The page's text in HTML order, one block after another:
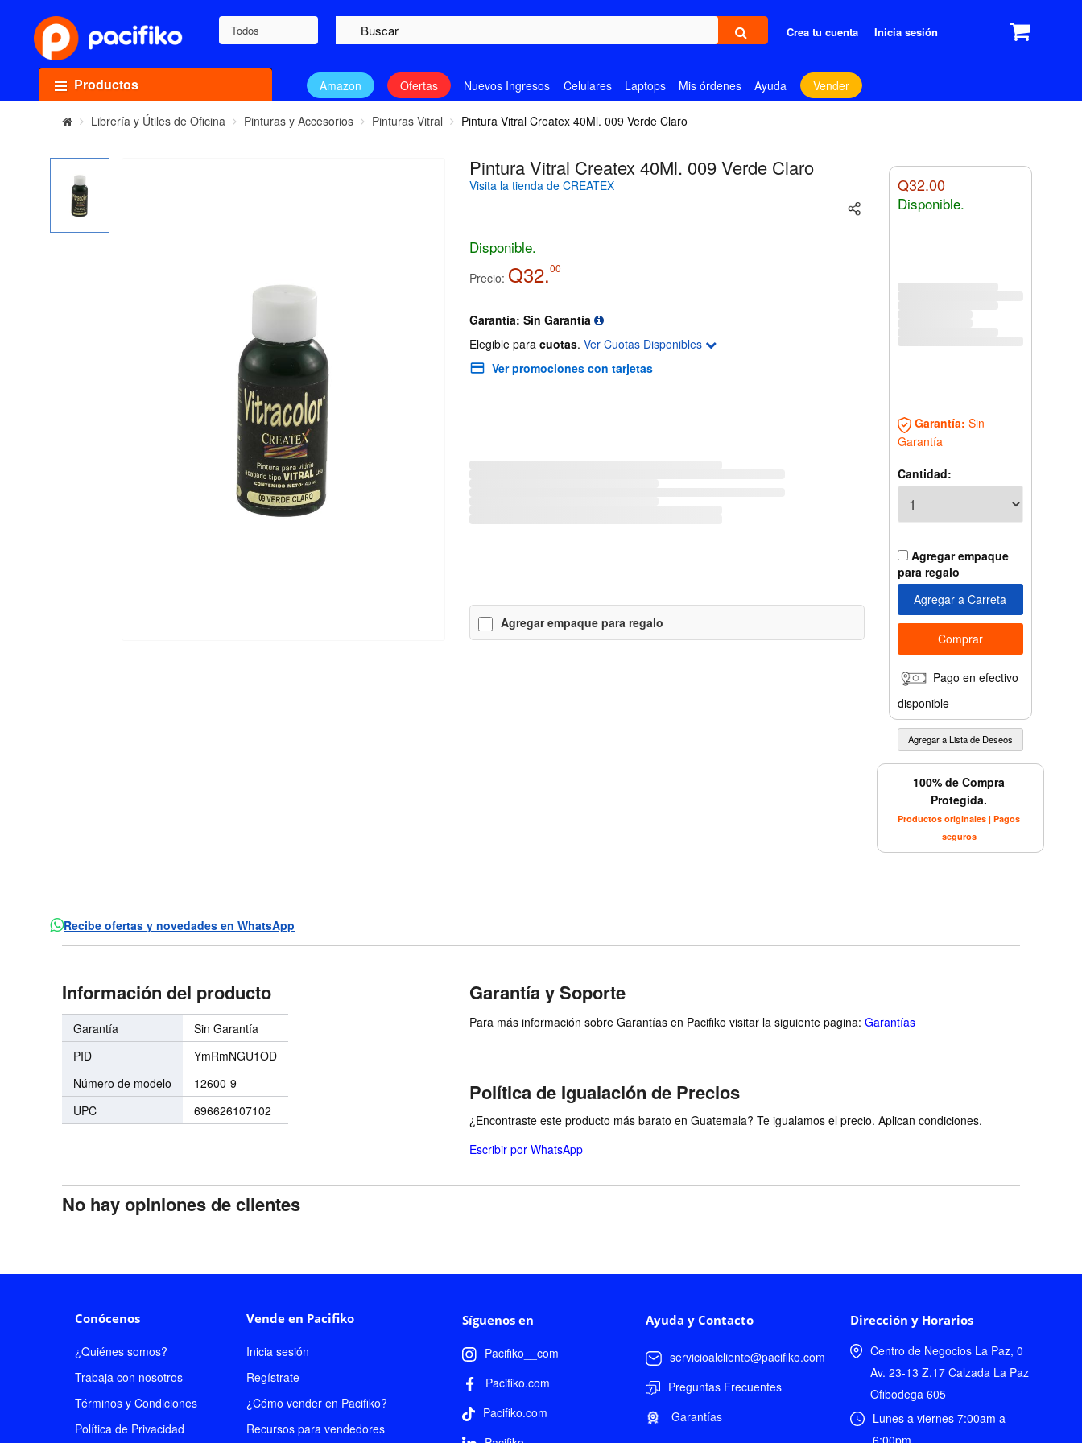
Todos Crea tu cuenta Inicia sesión
Productos Amazon Ofertas Nuevos Ingresos Celulares Laptops Mis órdenes Ayuda Vender
Librería y Útiles de Oficina Pinturas y Accesorios Pinturas Vitral Pintura Vitral Createx 40Ml. 009 Verde Claro
Pintura Vitral Createx 40Ml. 009 Verde Claro
Visita la tienda de CREATEX
Disponible.
Precio: Q32.00
Garantía: Sin Garantía
Elegible para cuotas. Ver Cuotas Disponibles
Ver promociones con tarjetas
Agregar empaque para regalo
Q32.00
Disponible.
Garantía: Sin
Garantía
Cantidad:
Agregar empaque
para regalo
Pago en efectivo
disponible
100% de Compra
Protegida.
Productos originales | Pagos
seguros
Recibe ofertas y novedades en WhatsApp
Información del producto
Garantía
Sin Garantía
PID
YmRmNGU1OD
Número de modelo
12600-9
UPC
696626107102
Garantía y Soporte
Para más información sobre Garantías en Pacifiko visitar la siguiente pagina: Garantías
Política de Igualación de Precios
¿Encontraste este producto más barato en Guatemala? Te igualamos el precio. Aplican condiciones.
Escribir por WhatsApp
No hay opiniones de clientes
Conócenos
¿Quiénes somos?
Trabaja con nosotros
Términos y Condiciones
Política de Privacidad
Vende en Pacifiko
Inicia sesión
Regístrate
¿Cómo vender en Pacifiko?
Recursos para vendedores
Síguenos en
Pacifiko__com
Pacifiko.com
Pacifiko.com
Ayuda y Contacto
servicioalcliente@pacifiko.com
Preguntas Frecuentes
Garantías
Dirección y Horarios
Centro de Negocios La Paz, 0
Av. 23-13 Z.17 Calzada La Paz
Ofibodega 605
Lunes a viernes 7:00am a
6:00pm